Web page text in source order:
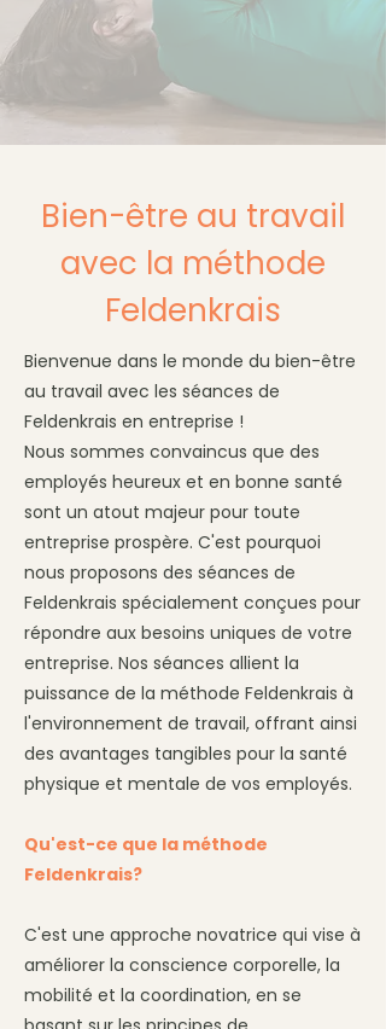
Bien-être au travail
avec la méthode
Feldenkrais
Bienvenue dans le monde du bien-être
au travail avec les séances de
Feldenkrais en entreprise !
Nous sommes convaincus que des
employés heureux et en bonne santé
sont un atout majeur pour toute
entreprise prospère. C'est pourquoi
nous proposons des séances de
Feldenkrais spécialement conçues pour
répondre aux besoins uniques de votre
entreprise. Nos séances allient la
puissance de la méthode Feldenkrais à
l'environnement de travail, offrant ainsi
des avantages tangibles pour la santé
physique et mentale de vos employés.
Qu'est-ce que la méthode
Feldenkrais?
C'est une approche novatrice qui vise à
améliorer la conscience corporelle, la
mobilité et la coordination, en se